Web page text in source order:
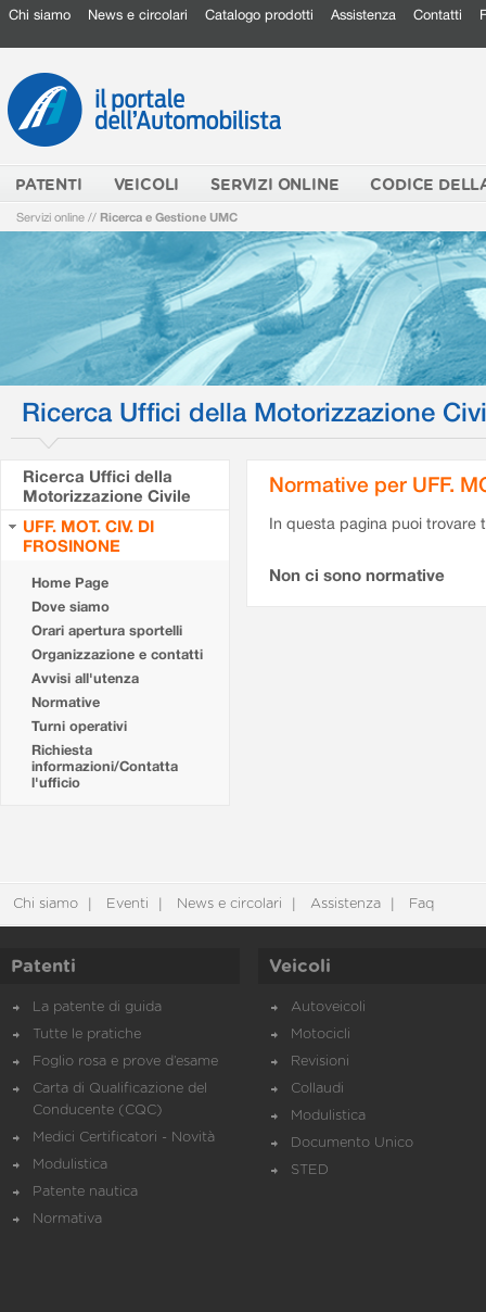
Chi siamo News e circolari Catalogo prodotti Assistenza Contatti
PATENTI VEICOLI SERVIZI ONLINE CODICE
Servizi online // Ricerca e Gestione UMC
Ricerca Uffici della Motorizzazione
Ricerca Uffici della
Motorizzazione Civile
UFF. MOT. CIV. DI
FROSINONE
Home Page
Dove siamo
Orari apertura sportelli
Organizzazione e contatti
Avvisi all'utenza
Normative
Turni operativi
Richiesta
informazioni/Contatta
l'ufficio
Normative per UFF.
In questa pagina puoi
Non ci sono normative
Chi siamo Eventi News e circolari Assistenza Faq
Patenti
La patente di guida
Tutte le pratiche
Foglio rosa e prove d’esame
Carta di Qualificazione del
Conducente (CQC)
Medici Certificatori - Novità
Modulistica
Patente nautica
Normativa
Veicoli
Autoveicoli
Motocicli
Revisioni
Collaudi
Modulistica
Documento Unico
STED